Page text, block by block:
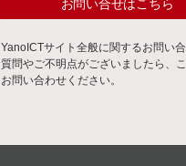
お問い合せはこちら
YanoICTサイト全般に関するお問い
質問やご不明点がございましたら、
お問い合わせください。